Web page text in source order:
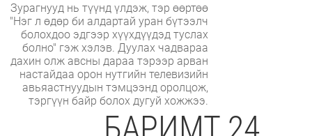
Зурагнууд нь түүнд үлдэж, тэр өөртөө
"Нэг л өдөр би алдартай уран бүтээлч
болохдоо эдгээр хүүхдүүдэд туслах
болно" гэж хэлэв. Дуулах чадвараа
дахин олж авсны дараа тэрээр арван
настайдаа орон нутгийн телевизийн
авьяастнуудын тэмцээнд оролцож,
тэргүүн байр болох дугуй хожжээ.
БАРИМТ 24